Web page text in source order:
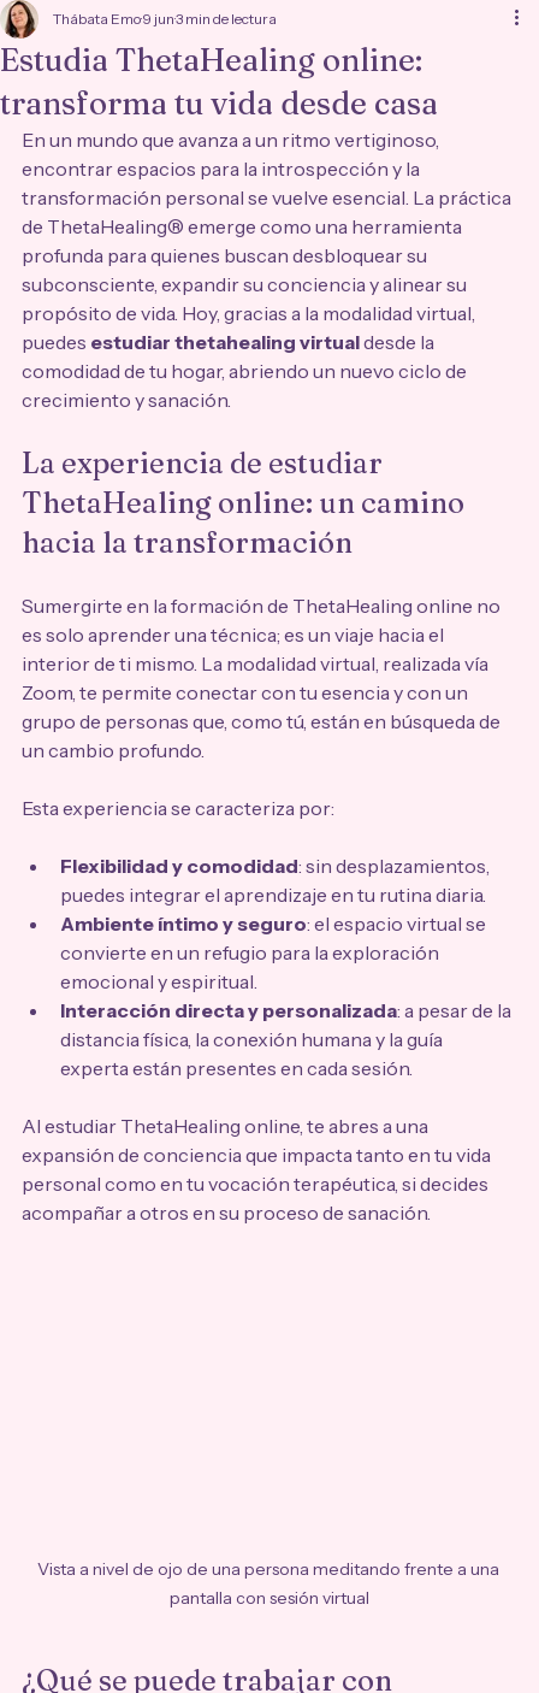
Estudia ThetaHealing online:
transforma tu vida desde casa
Thábata Emo9 jun3 min de lectura
En un mundo que avanza a un ritmo vertiginoso,
encontrar espacios para la introspección y la
transformación personal se vuelve esencial. La práctica
de ThetaHealing® emerge como una herramienta
profunda para quienes buscan desbloquear su
subconsciente, expandir su conciencia y alinear su
propósito de vida. Hoy, gracias a la modalidad virtual,
puedes estudiar thetahealing virtual desde la
comodidad de tu hogar, abriendo un nuevo ciclo de
crecimiento y sanación.
La experiencia de estudiar
ThetaHealing online: un camino
hacia la transformación
Sumergirte en la formación de ThetaHealing online no
es solo aprender una técnica; es un viaje hacia el
interior de ti mismo. La modalidad virtual, realizada vía
Zoom, te permite conectar con tu esencia y con un
grupo de personas que, como tú, están en búsqueda de
un cambio profundo.
Esta experiencia se caracteriza por:
Flexibilidad y comodidad: sin desplazamientos,
puedes integrar el aprendizaje en tu rutina diaria.
Ambiente íntimo y seguro: el espacio virtual se
convierte en un refugio para la exploración
emocional y espiritual.
Interacción directa y personalizada: a pesar de la
distancia física, la conexión humana y la guía
experta están presentes en cada sesión.
Al estudiar ThetaHealing online, te abres a una
expansión de conciencia que impacta tanto en tu vida
personal como en tu vocación terapéutica, si decides
acompañar a otros en su proceso de sanación.
Vista a nivel de ojo de una persona meditando frente a una
pantalla con sesión virtual
¿Qué se puede trabajar con